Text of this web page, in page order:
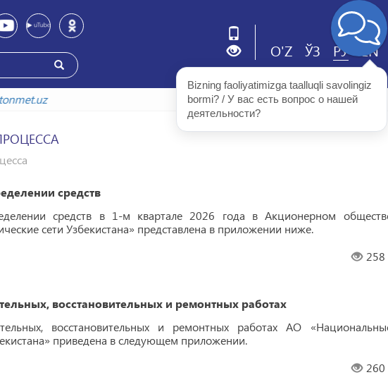
O'Z ЎЗ РУ EN
средств
средств в 1-м квартале 2026 года в Акционерном
сети Узбекистана» представлена ​​в приложении ниже.
258
восстановительных и ремонтных работах
восстановительных и ремонтных работах АО
приведена в следующем приложении.
260
Bizning faoliyatimizga taalluqli savolingiz
bormi? / У вас есть вопрос о нашей
деятельности?